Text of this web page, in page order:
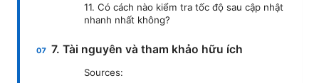
11. Có cách nào kiểm tra tốc độ sau cập nhật
nhanh nhất không?
7. Tài nguyên và tham khảo hữu ích
Sources: